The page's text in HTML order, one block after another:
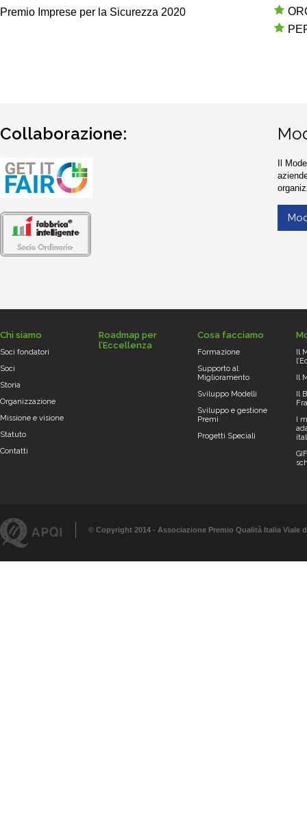
Premio Imprese per la Sicurezza 2020
Collaborazione:
Il
Chi siamo
Soci fondatori
Soci
Storia
Organizzazione
Missione e visione
Statuto
Contatti
Roadmap per
l’Eccellenza
Cosa facciamo
Formazione
Supporto al
Miglioramento
Sviluppo Modelli
Sviluppo e gestione
Premi
Progetti Speciali
Il
Il
Il
I
© Copyright 2014 - Associazione Premio Qualità Italia Viale